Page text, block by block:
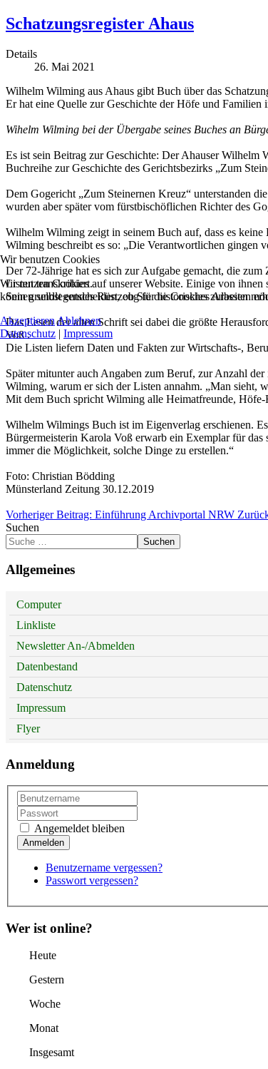
Schatzungsregister Ahaus
Details
26. Mai 2021
Wilhelm Wilming aus Ahaus gibt Buch über das
Er hat eine Quelle zur Geschichte der Höfe und Familien
Wihelm Wilming bei der Übergabe seines Buches an
Es ist sein Beitrag zur Geschichte: Der Ahauser Wilhelm
Buchreihe zur Geschichte des Gerichtsbezirks „Zum
Dem Gogericht „Zum Steinernen Kreuz“ unterstanden
wurden aber später vom fürstbischöflichen Richter des
Wilhelm Wilming zeigt in seinem Buch auf, dass es
Wilming beschreibt es so: „Die Verantwortlichen gingen
Der 72-Jährige hat es sich zur Aufgabe gemacht, die
Listen transkribiert.
Sein grundlegendes Rüstzeug für historisches Arbeiten
Das Lesen der alten Schrift sei dabei die größte
Voß .
Die Listen liefern Daten und Fakten zur Wirtschafts-,
Später mitunter auch Angaben zum Beruf, zur Anzahl
Wilming, warum er sich der Listen annahm. „Man sieht,
Mit dem Buch spricht Wilming alle Heimatfreunde, Höfe-
Wilhelm Wilmings Buch ist im Eigenverlag erschienen.
Bürgermeisterin Karola Voß erwarb ein Exemplar für
immer die Möglichkeit, solche Dinge zu erstellen.“
Foto: Christian Bödding
Münsterland Zeitung 30.12.2019
Vorheriger Beitrag: Einführung Archivportal NRW
Suchen
Suchen
Allgemeines
Computer
Linkliste
Newsletter An-/Abmelden
Datenbestand
Datenschutz
Impressum
Flyer
Anmeldung
Angemeldet bleiben
Benutzername vergessen?
Passwort vergessen?
Wer ist online?
Heute
Gestern
Woche
Monat
Insgesamt
Wir benutzen Cookies
Wir nutzen Cookies auf unserer Website. Einige von
können selbst entscheiden, ob Sie die Cookies zulassen
Akzeptieren Ablehnen
Datenschutz | Impressum